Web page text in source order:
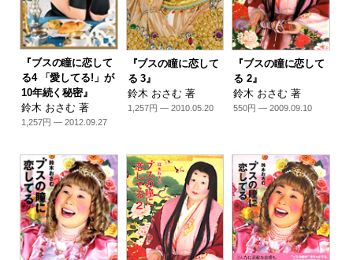
『ブスの瞳に恋して
る4 「愛してる!」が
10年続く秘密』
鈴木 おさむ 著
1,257円 — 2012.09.27
『ブスの瞳に恋して
る 3』
鈴木 おさむ 著
1,257円 — 2010.05.20
『ブスの瞳に恋して
る 2』
鈴木 おさむ 著
550円 — 2009.09.10